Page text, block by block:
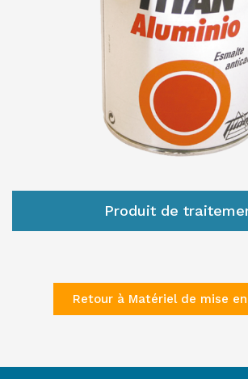
Produit de
Retour à Matériel de mise